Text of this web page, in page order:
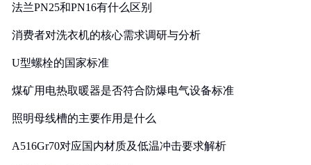
法兰PN25和PN16有什么区别
消费者对洗衣机的核心需求调研与分析
U型螺栓的国家标准
煤矿用电热取暖器是否符合防爆电气设备标准
照明母线槽的主要作用是什么
A516Gr70对应国内材质及低温冲击要求解析